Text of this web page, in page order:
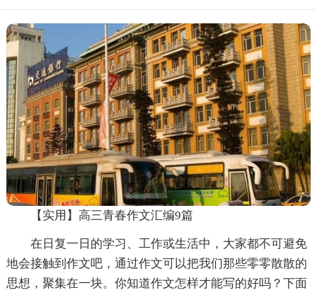
【实用】高三青春作文汇编9篇
在日复一日的学习、工作或生活中，大家都不可避免
地会接触到作文吧，通过作文可以把我们那些零零散散的
思想，聚集在一块。你知道作文怎样才能写的好吗？下面